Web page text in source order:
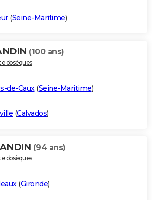
(Seine-Maritime)
(100 ans)
obsèques
de-Caux(Seine-Maritime)
(Calvados)
(94 ans)
obsèques
(Gironde)